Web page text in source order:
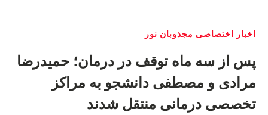
اخبار اختصاصی مجذوبان نور
پس از سه ماه توقف در درمان؛ حمیدرضا
مرادی و مصطفی دانشجو به مراکز
تخصصی درمانی منتقل شدند